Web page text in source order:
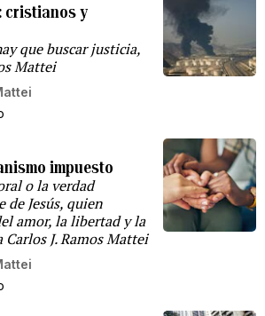
cristianos y
que buscar justicia,
Mattei
impuesto
o la verdad
de Jesús, quien
amor, la libertad y la
J. Ramos Mattei